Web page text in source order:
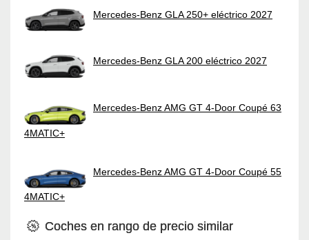
Mercedes-Benz GLA 250+ eléctrico 2027
Mercedes-Benz GLA 200 eléctrico 2027
Mercedes-Benz AMG GT 4-Door Coupé 63
4MATIC+
Mercedes-Benz AMG GT 4-Door Coupé 55
4MATIC+
Coches en rango de precio similar